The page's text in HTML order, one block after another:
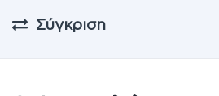
Σύγκριση